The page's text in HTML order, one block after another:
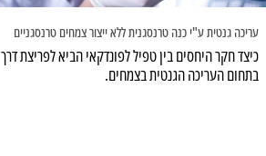
עריכה גנטית ע"י כנה טרנסגנית ללא ייצור צמחים טרנסגניים
כיצד חקר היחסים בין טפיל לפונדקאי הביא לפריצת דרך
בתחום העריכה הגנטית בצמחים.